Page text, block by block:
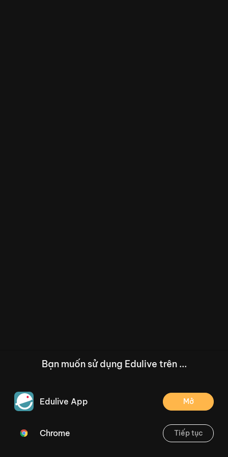
/--
Thoát
Bạn muốn sử dụng Edulive trên ...
Edulive App Mở
Chrome Tiếp tục